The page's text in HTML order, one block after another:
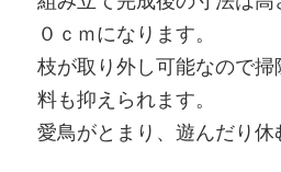
０ｃｍになります。
枝が取り外し可能なので
料も抑えられます。
愛鳥がとまり、遊んだり休